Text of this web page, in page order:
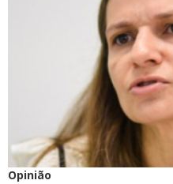
Opinião